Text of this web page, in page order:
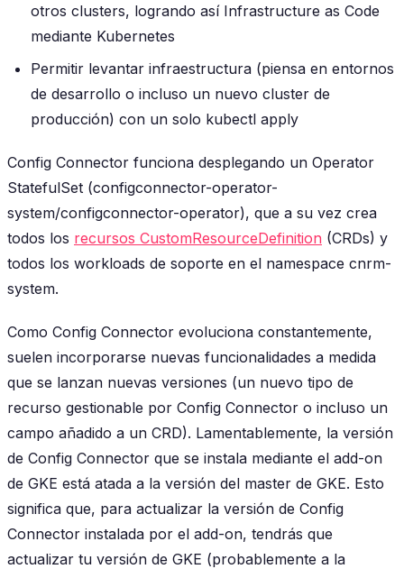
otros clusters, logrando así Infrastructure as Code
mediante Kubernetes
Permitir levantar infraestructura (piensa en entornos
de desarrollo o incluso un nuevo cluster de
producción) con un solo kubectl apply
Config Connector funciona desplegando un Operator
StatefulSet (configconnector-operator-
system/configconnector-operator), que a su vez crea
todos los recursos CustomResourceDefinition (CRDs) y
todos los workloads de soporte en el namespace cnrm-
system.
Como Config Connector evoluciona constantemente,
suelen incorporarse nuevas funcionalidades a medida
que se lanzan nuevas versiones (un nuevo tipo de
recurso gestionable por Config Connector o incluso un
campo añadido a un CRD). Lamentablemente, la versión
de Config Connector que se instala mediante el add-on
de GKE está atada a la versión del master de GKE. Esto
significa que, para actualizar la versión de Config
Connector instalada por el add-on, tendrás que
actualizar tu versión de GKE (probablemente a la